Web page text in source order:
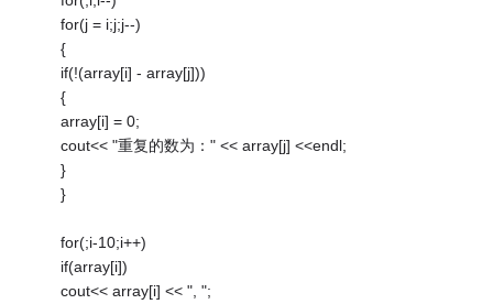
for(j = i;j;j--)
{
if(!(array[i] - array[j]))
{
array[i] = 0;
cout<< "重复的数为：" << array[j] <<endl;
}
}
for(;i-10;i++)
if(array[i])
cout<< array[i] << ", ";